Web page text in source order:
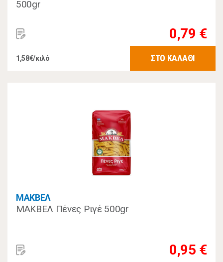
500gr
0,79 €
1,58€/κιλό ΣΤΟ ΚΑΛΑΘΙ
ΜΑΚΒΕΛ
ΜΑΚΒΕΛ Πένες Ριγέ 500gr
0,95 €